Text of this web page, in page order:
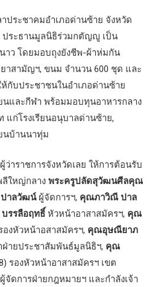
ประชาคมอำเภอด่านซ้าย จังหวัด
ประธานมูลนิธิร่วมกตัญญู เป็น
าว โดยมอบถุงยังชีพ-ผ้าห่มกัน
ยาสามัญฯ, ขนม จำนวน 600 ชุด และ
กับประชาชนในอำเภอด่านซ้าย
นและกีฬา พร้อมมอบทุนอาหารกลาง
แก่โรงเรียนอนุบาลด่านซ้าย,
นบ้านนาทุ่ม
ผู้ว่าราชการจังหวัดเลย ให้การต้อนรับ
ลีใหญ่กลาง พระครูปลัดสุวัฒนศีลคุณ
าลวัฒน์ผู้จัดการฯ, คุณภาวิณี ปาล
รรลือฤทธิ์ หัวหน้าอาสาสมัครฯ, คุณ
องหัวหน้าอสาสมัครฯ, คุณอุษณียาภ
ฝ่ายประชาสัมพันธ์มูลนิธิฯ, คุณ
รองหัวหน้าอาสาสมัครฯ เขต
ผู้จัดการฝ่ายกฎหมายฯ และกำลังเจ้า